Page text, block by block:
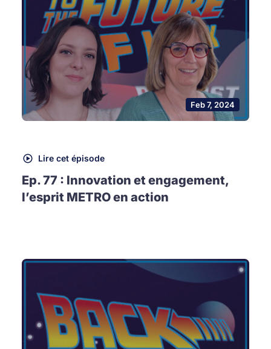
Feb 7, 2024
Lire cet épisode
Ep. 77 : Innovation et engagement,
l’esprit METRO en action